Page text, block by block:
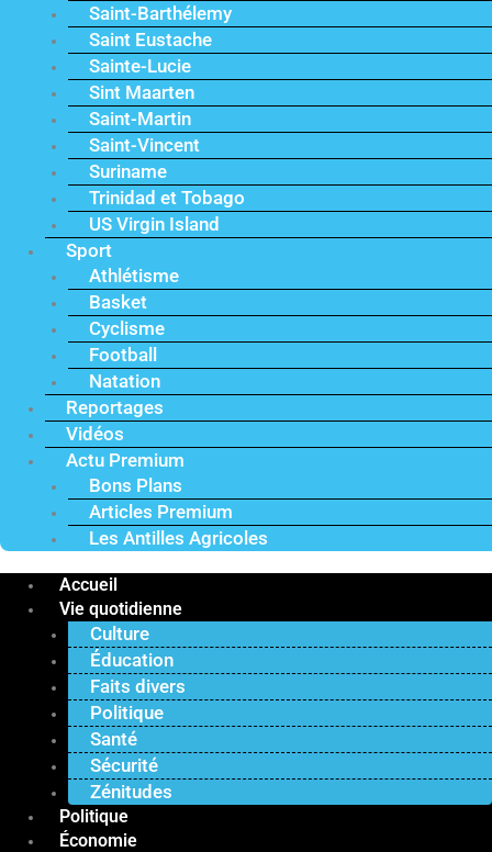
Saint-Barthélemy
Saint Eustache
Sainte-Lucie
Sint Maarten
Saint-Martin
Saint-Vincent
Suriname
Trinidad et Tobago
US Virgin Island
Sport
Athlétisme
Basket
Cyclisme
Football
Natation
Reportages
Vidéos
Actu Premium
Bons Plans
Articles Premium
Les Antilles Agricoles
Accueil
Vie quotidienne
Culture
Éducation
Faits divers
Politique
Santé
Sécurité
Zénitudes
Politique
Économie